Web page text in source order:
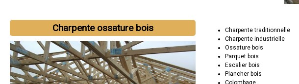
Charpente ossature bois
Charpente traditionnelle
Charpente industrielle
Ossature bois
Parquet bois
Escalier bois
Plancher bois
Colombage